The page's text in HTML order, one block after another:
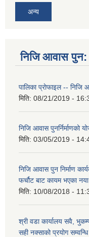
अन्य
निजि आवास पुन:
पालिका प्राेफाइल -- निजि
मिति: 08/21/2019 -
निजि आवास पुनर्निर्माणको
मिति: 03/05/2019 -
निजि आवास पुन निर्माण
फर्चौट बाट कायम भएका नया
मिति: 10/08/2018 -
श्री वडा कार्यालय सवै,
सही नक्साको प्रयोग